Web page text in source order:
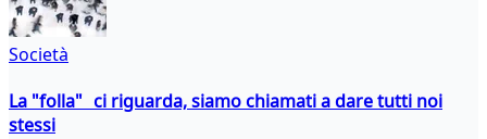
Società
La "folla" ci riguarda, siamo chiamati a dare tutti noi
stessi